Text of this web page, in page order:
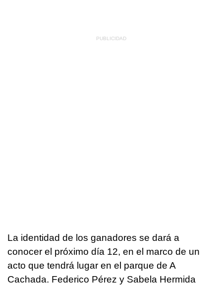
La identidad de los ganadores se dará a
conocer el próximo día 12, en el marco de un
acto que tendrá lugar en el parque de A
Cachada. Federico Pérez y Sabela Hermida